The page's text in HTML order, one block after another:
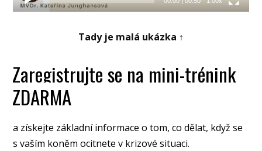
Tady je malá ukázka ↑
Zaregistrujte se na mini-trénink
ZDARMA
a získejte základní informace o tom, co dělat, když se
s vaším koněm ocitnete v krizové situaci.